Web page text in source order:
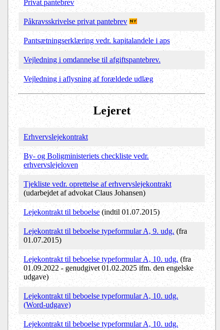
Privat pantebrev
Påkravsskrivelse privat pantebrev
Pantsætningserklæring vedr. kapitalandele i aps
Vejledning i omdannelse til afgiftspantebrev.
Vejledning i aflysning af forældede udlæg
Lejeret
Erhvervslejekontrakt
By- og Boligministeriets checkliste vedr.
erhvervslejeloven
Tjekliste vedr. oprettelse af erhvervslejekontrakt
(udarbejdet af advokat Claus Johansen)
Lejekontrakt til beboelse(indtil 01.07.2015)
Lejekontrakt til beboelse typeformular A, 9. udg. (fra
01.07.2015)
Lejekontrakt til beboelse typeformular A, 10. udg.(fra
01.09.2022 - genudgivet 01.02.2025 ifm. den engelske
udgave)
Lejekontrakt til beboelse typeformular A, 10. udg.
(Word-udgave)
Lejekontrakt til beboelse typeformular A, 10. udg.